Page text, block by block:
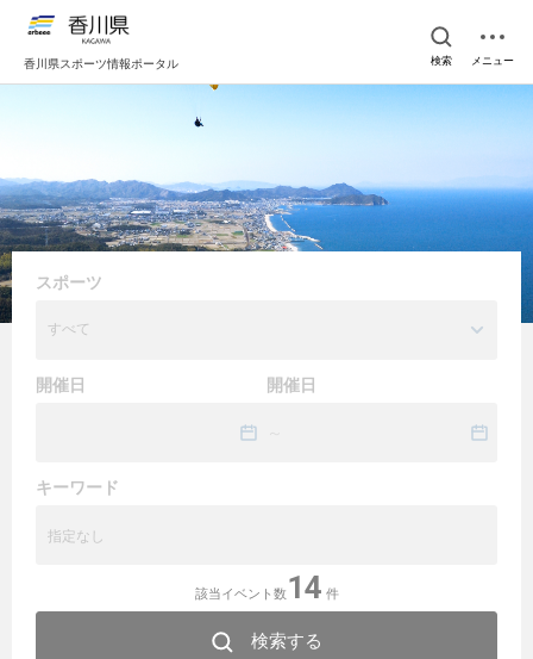
香川県スポーツ情報ポータル 検索 メニュー
スポーツ
すべて
開催日 開催日
キーワード
該当イベント数 14 件
検索する